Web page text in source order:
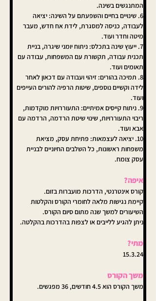
המתנגשים בשינה.
6. שינויים בחיים והשפעתם על השינה: יציאה
לעבודה, כניסה למסגרת, לידת אח חדש, מעבר
מיטה וחדר ועוד.
7. ייעוץ שינה בתכלס: ניתוח יומני שיגרה, בניית
תכנית עבודה, תקשורת עם המשפחות, עבודה עם
תאומים ועוד.
8. תמיכה בהורים: זיהוי ועבודה עם דכאון לאחר
לידה וקשיים נוספים, שיטות הרפיה להורים העייפים
ועוד.
9. ניתוח קייסים אמיתיים: התעוררויות מוקדמות,
ריבוי התעוררויות, שינוי שיטת הרדמה, הרדמה עם
אבא ועוד.
10. יציאה לעצמאות: פתיחת עסק, מציאת
משפחות ראשונות, כל השלבים החיוניים לבניית
עסק צומח.
איפה?
קורס אינטרנטי, הדרכות מועברות בזום.
קיימת נגישות מלאה לחומרי הקורס והקלטות
השיעורים למשך שנה מתום סיום הקורס.
ניתן להגיע ללייבים או לצפות בהדרכות בהקלטה.
מתי?
15.3.24
משך הקורס
משך הקורס הוא 4.5 חודשים, 36 מפגשים.